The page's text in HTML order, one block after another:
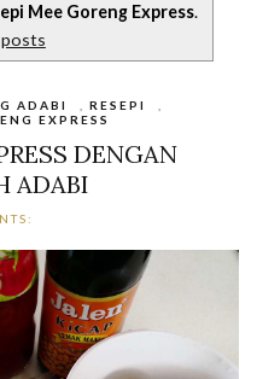
Mee Goreng Express.
posts
ADABI RESEPI
EXPRESS
DENGAN
ADABI